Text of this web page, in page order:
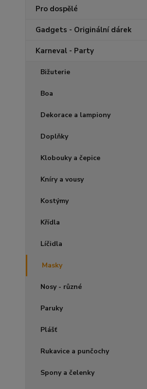
Pro dospělé
Gadgets - Originální dárek
Karneval - Party
Bižuterie
Boa
Dekorace a lampiony
Doplňky
Klobouky a čepice
Kníry a vousy
Kostýmy
Křídla
Líčidla
Masky
Nosy - různé
Paruky
Plášť
Rukavice a punčochy
Spony a čelenky